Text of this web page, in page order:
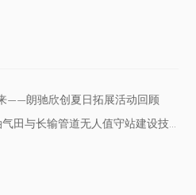
——朗驰欣创夏日拓展活动回顾